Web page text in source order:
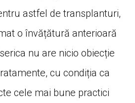
astfel de transplanturi,
o învățătură anterioară
nu are nicio obiecție
cu condiția ca
cele mai bune practici